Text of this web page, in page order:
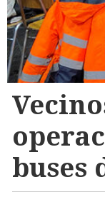
buses